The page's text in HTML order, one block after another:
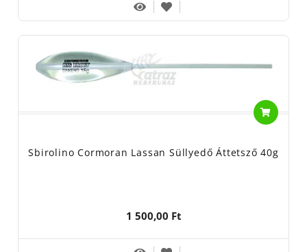
Sbirolino Cormoran Lassan Süllyedő Áttetsző 40g
1 500,00 Ft